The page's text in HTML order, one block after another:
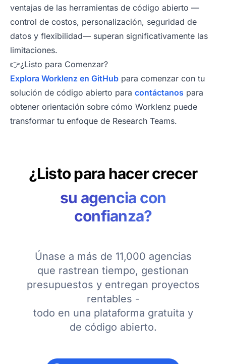
ventajas de las herramientas de código abierto —
control de costos, personalización, seguridad de
datos y flexibilidad— superan significativamente las
limitaciones.
👉¿Listo para Comenzar?
Explora Worklenz en GitHub para comenzar con tu
solución de código abierto para contáctanos para
obtener orientación sobre cómo Worklenz puede
transformar tu enfoque de Research Teams.
¿Listo para hacer crecer
su agencia con
confianza?
Únase a más de 11,000 agencias
que rastrean tiempo, gestionan
presupuestos y entregan proyectos
rentables -
todo en una plataforma gratuita y
de código abierto.